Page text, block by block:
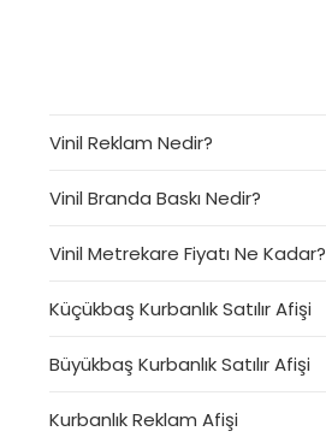
Vinil Reklam Nedir?
Vinil Branda Baskı Nedir?
Vinil Metrekare Fiyatı Ne Kadar?
Küçükbaş Kurbanlık Satılır Afişi
Büyükbaş Kurbanlık Satılır Afişi
Kurbanlık Reklam Afişi